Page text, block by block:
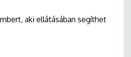
aki ellátásában segíthet